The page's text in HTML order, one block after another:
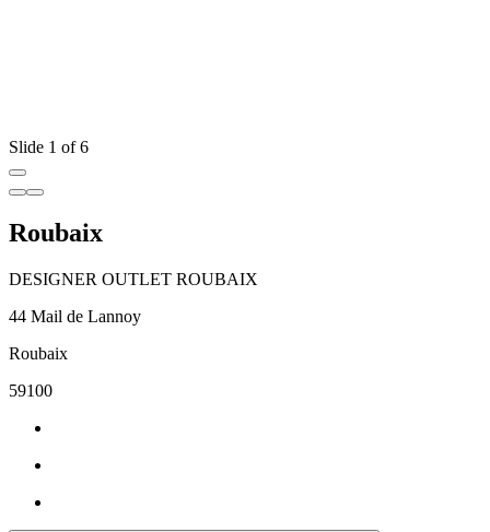
Slide 1 of 6
Roubaix
DESIGNER OUTLET ROUBAIX
44 Mail de Lannoy
Roubaix
59100